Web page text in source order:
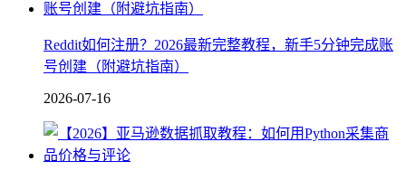
Reddit如何注册？2026最新完整教程，新手5分钟完成账
号创建（附避坑指南）
2026-07-16